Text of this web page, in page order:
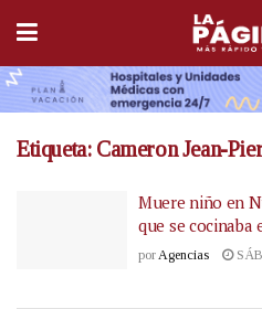
Etiqueta: Cameron Jean-
Muere niño en
que se cocinaba
por Agencias